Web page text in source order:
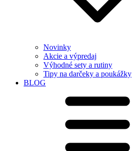
Novinky
Akcie a výpredaj
Výhodné sety a rutiny
Tipy na darčeky a poukážky
BLOG